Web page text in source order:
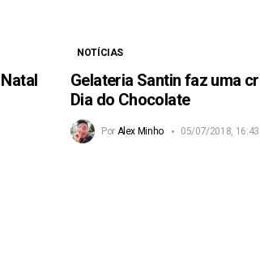
NOTÍCIAS
Gelateria Santin faz uma
Dia do Chocolate
Por Alex Minho 05/07/2018, 16:43